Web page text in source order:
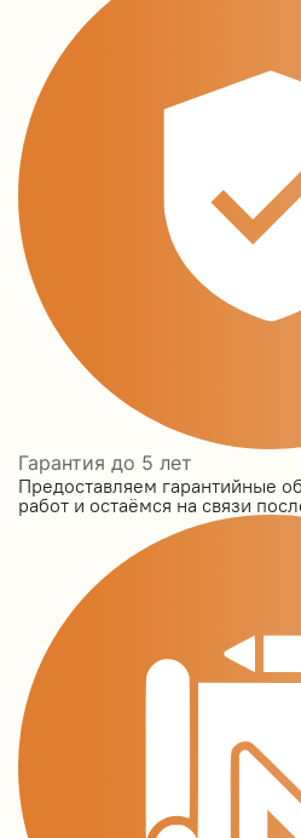
Гарантия до 5 лет
Предоставляем гарантийные
работ и остаёмся на связи